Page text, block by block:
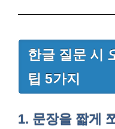
한글 질문 시
팁 5가지
1. 문장을 짧게